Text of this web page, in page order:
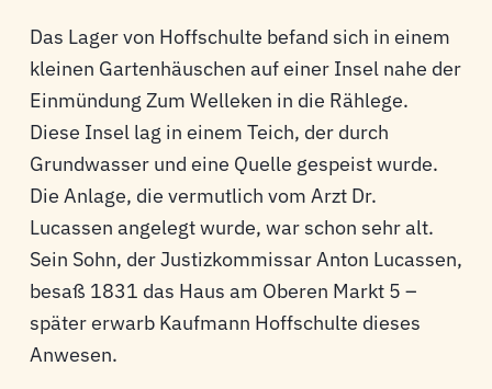
Das Lager von Hoffschulte befand sich in einem
kleinen Gartenhäuschen auf einer Insel nahe der
Einmündung Zum Welleken in die Rählege.
Diese Insel lag in einem Teich, der durch
Grundwasser und eine Quelle gespeist wurde.
Die Anlage, die vermutlich vom Arzt Dr.
Lucassen angelegt wurde, war schon sehr alt.
Sein Sohn, der Justizkommissar Anton Lucassen,
besaß 1831 das Haus am Oberen Markt 5 –
später erwarb Kaufmann Hoffschulte dieses
Anwesen.